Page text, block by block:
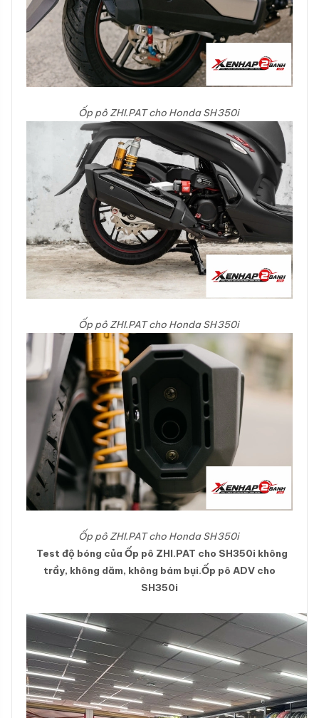
Ốp pô ZHI.PAT cho Honda SH350i
Ốp pô ZHI.PAT cho Honda SH350i
Ốp pô ZHI.PAT cho Honda SH350i
Test độ bóng của Ốp pô ZHI.PAT cho SH350i không
trầy, không dăm, không bám bụi.Ốp pô ADV cho
SH350i